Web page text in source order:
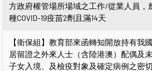
方政府權管場所場域之工作/從業人員，
種COVID-19疫苗2劑且滿14天
【衛保組】教育部來函轉知開放持有我
居留證之外來人士（含陸港澳）配偶及
子女入境、及檢疫對象及確定病例之密